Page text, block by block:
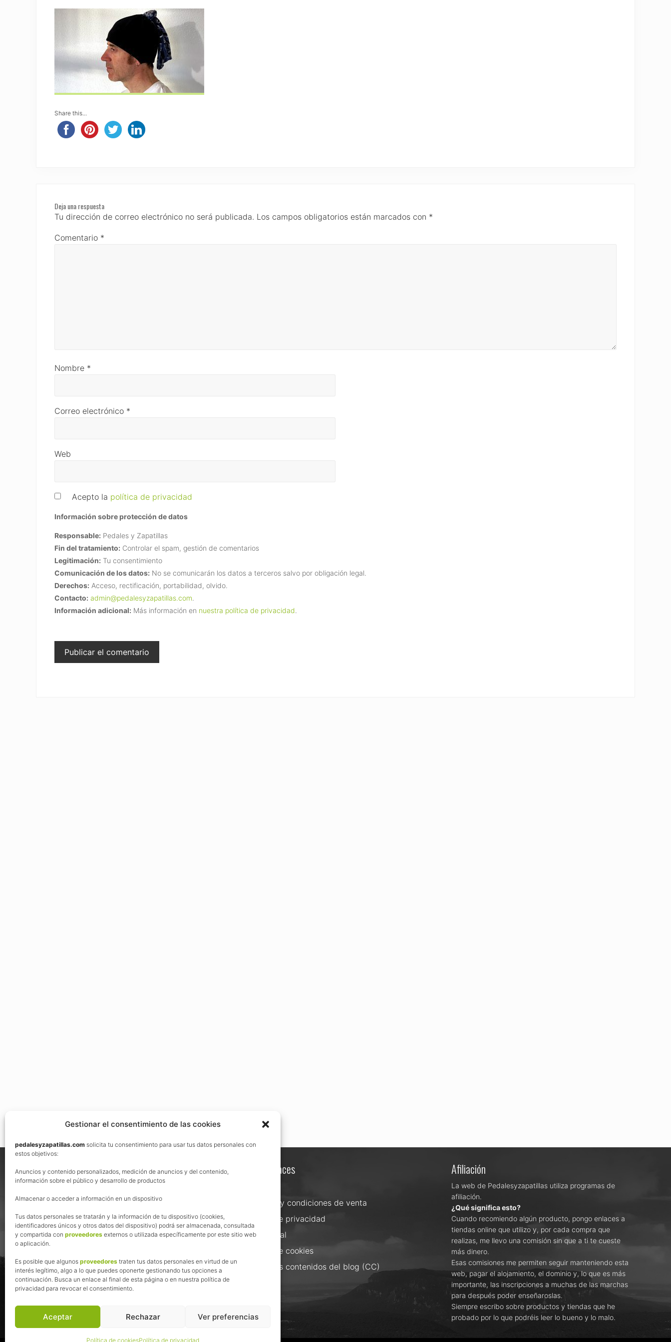
Gestionar el consentimiento de las cookies
pedalesyzapatillas.com solicita tu consentimiento para usar tus datos personales con
estos objetivos:
Anuncios y contenido personalizados, medición de anuncios y del contenido,
información sobre el público y desarrollo de productos
Almacenar o acceder a información en un dispositivo
Tus datos personales se tratarán y la información de tu dispositivo (cookies,
identificadores únicos y otros datos del dispositivo) podrá ser almacenada, consultada
y compartida con proveedores externos o utilizada específicamente por este sitio web
o aplicación.
Es posible que algunos proveedores traten tus datos personales en virtud de un
interés legítimo, algo a lo que puedes oponerte gestionando tus opciones a
continuación. Busca un enlace al final de esta página o en nuestra política de
privacidad para revocar el consentimiento.
Aceptar Rechazar Ver preferencias
Política de cookiesPolítica de privacidad
Share this...
Interactions
Deja una respuesta
Tu dirección de correo electrónico no será publicada. Los campos obligatorios están marcados con *
Comentario *
Nombre *
Correo electrónico *
Web
Acepto la política de privacidad
Información sobre protección de datos
Responsable: Pedales y Zapatillas
Fin del tratamiento: Controlar el spam, gestión de comentarios
Legitimación: Tu consentimiento
Comunicación de los datos: No se comunicarán los datos a terceros salvo por obligación legal.
Derechos: Acceso, rectificación, portabilidad, olvido.
Contacto: admin@pedalesyzapatillas.com.
Información adicional: Más información en nuestra política de privacidad.
Footer
Nos vemos en las redes Otros enlaces
Términos y condiciones de venta
Política de privacidad
Aviso Legal
Política de cookies
Uso de los contenidos del blog (CC)
Afiliación
La web de Pedalesyzapatillas utiliza programas de
afiliación.
¿Qué significa esto?
Cuando recomiendo algún producto, pongo enlaces a
tiendas online que utilizo y, por cada compra que
realizas, me llevo una comisión sin que a ti te cueste
más dinero.
Esas comisiones me permiten seguir manteniendo esta
web, pagar el alojamiento, el dominio y, lo que es más
importante, las inscripciones a muchas de las marchas
para después poder enseñaroslas.
Siempre escribo sobre productos y tiendas que he
probado por lo que podréis leer lo bueno y lo malo.